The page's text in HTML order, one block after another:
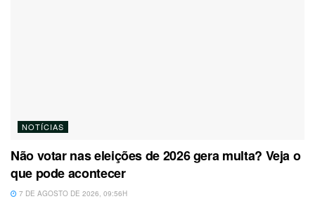
NOTÍCIAS
Não votar nas eleições de 2026 gera multa? Veja o
que pode acontecer
7 DE AGOSTO DE 2026, 09:56H